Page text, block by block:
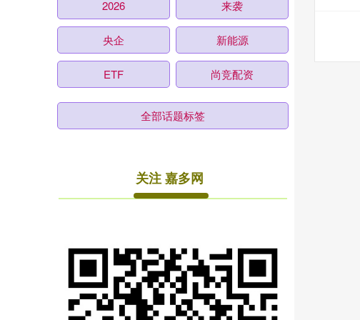
2026 来袭
央企 新能源
ETF 尚竞配资
全部话题标签
关注 嘉多网